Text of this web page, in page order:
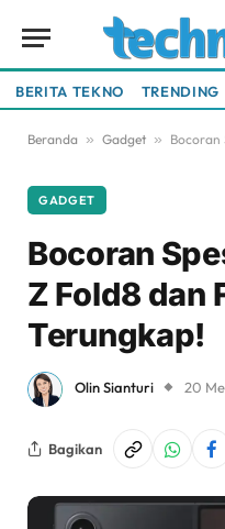
BERITA TEKNO TRENDING
Beranda » Gadget » Bocoran
GADGET
Bocoran
Z Fold8 dan
Terungkap!
Olin Sianturi 20
Bagikan